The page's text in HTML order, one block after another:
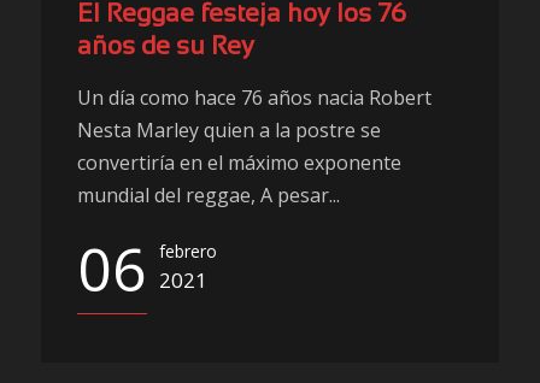
El Reggae festeja hoy los 76
años de su Rey
Un día como hace 76 años nacia Robert
Nesta Marley quien a la postre se
convertiría en el máximo exponente
mundial del reggae, A pesar...
06 febrero
2021